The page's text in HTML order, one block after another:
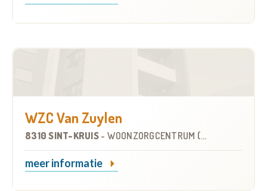
WZC Van Zuylen
8310 SINT-KRUIS - WOONZORGCENTRUM (WZC)
meer informatie